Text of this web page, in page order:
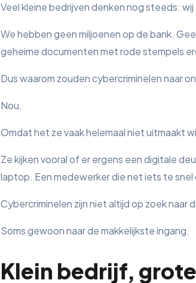
Veel kleine bedrijven denken nog steeds:
We hebben geen miljoenen op de bank.
geheime documenten met rode stempels
Dus waarom zouden cybercriminelen naar
Nou.
Omdat het ze vaak helemaal niet uitmaakt
Ze kijken vooral of er ergens een digitale
laptop. Een medewerker die net iets te snel
Cybercriminelen zijn niet altijd op zoek naar
Soms gewoon naar de makkelijkste ingang.
Klein bedrijf,